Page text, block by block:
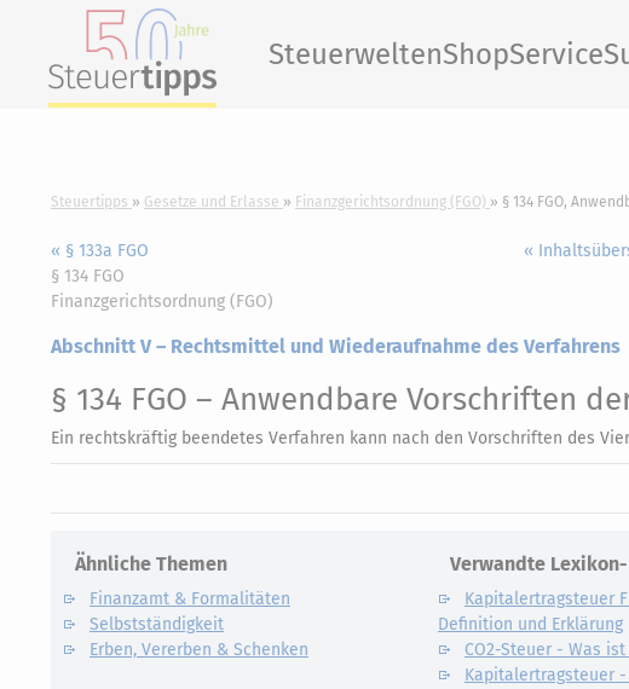
SteuerweltenShopService
Steuertipps Gesetze und Erlasse Finanzgerichtsordnung (FGO) § 134 FGO,
« § 133a FGO «
§ 134 FGO
Finanzgerichtsordnung (FGO)
Abschnitt V – Rechtsmittel und Wiederaufnahme des
§ 134 FGO – Anwendbare Vorschriften
Ein rechtskräftig beendetes Verfahren kann nach den Vorschriften des
Ähnliche Themen
Finanzamt & Formalitäten
Selbstständigkeit
Erben, Vererben & Schenken
Verwandte
Kapitalertragsteuer
Definition und Erklärung
CO2-Steuer - Was ist
Kapitalertragsteuer